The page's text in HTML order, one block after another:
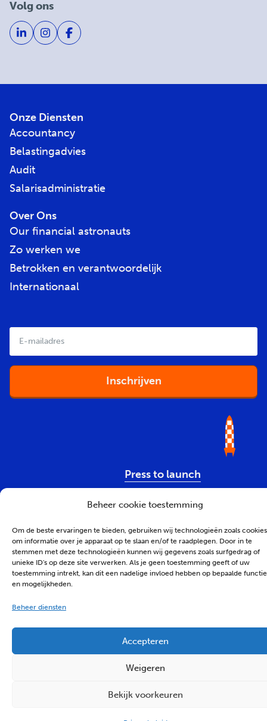
Beheer cookie toestemming
Om de beste ervaringen te bieden, gebruiken wij technologieën zoals cookies
om informatie over je apparaat op te slaan en/of te raadplegen. Door in te
stemmen met deze technologieën kunnen wij gegevens zoals surfgedrag of
unieke ID's op deze site verwerken. Als je geen toestemming geeft of uw
toestemming intrekt, kan dit een nadelige invloed hebben op bepaalde
en mogelijkheden.
Beheer diensten
Accepteren
Weigeren
Bekijk voorkeuren
Volg ons
Onze Diensten
Accountancy
Belastingadvies
Audit
Salarisadministratie
Over Ons
Our financial astronauts
Zo werken we
Betrokken en verantwoordelijk
Internationaal
E-
mailadres*
Press to launch
JuridischPrivacybeleidCookiebeleid
© Tribal 2026 - Proudly made by Tribal Agency